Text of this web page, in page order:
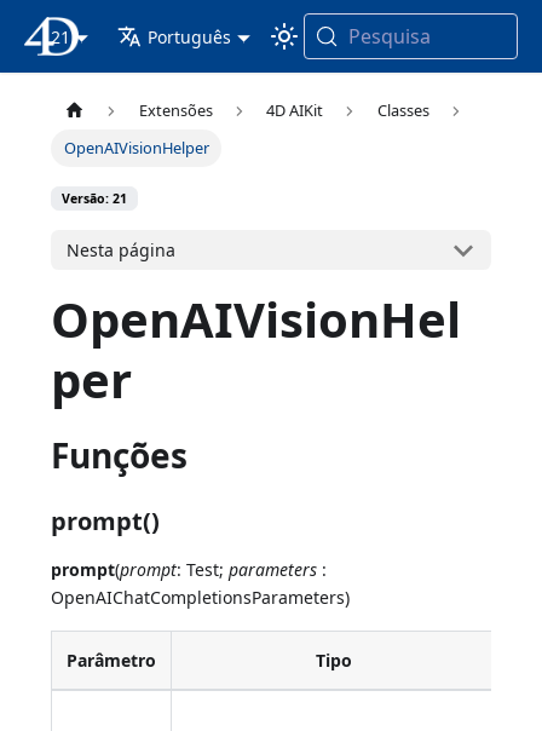
Documentação 4D
21 Português Pesquisa
Extensões 4D AIKit
Classes
OpenAIVisionHelper
Versão: 21
Nesta página
OpenAIVisionHel
per
Funções
prompt()
prompt(prompt: Test;parameters :
OpenAIChatCompletionsParameters)
Parâmetro Tipo